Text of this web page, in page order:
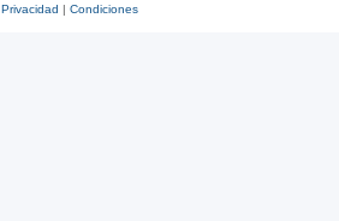
Privacidad | Condiciones